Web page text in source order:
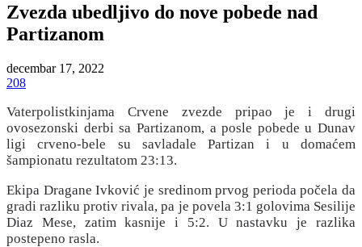
Zvezda ubedljivo do nove pobede nad
Partizanom
decembar 17, 2022
208
Vaterpolistkinjama Crvene zvezde pripao je i drugi
ovosezonski derbi sa Partizanom, a posle pobede u Dunav
ligi crveno-bele su savladale Partizan i u domaćem
šampionatu rezultatom 23:13.
Ekipa Dragane Ivković je sredinom prvog perioda počela da
gradi razliku protiv rivala, pa je povela 3:1 golovima Sesilije
Diaz Mese, zatim kasnije i 5:2. U nastavku je razlika
postepeno rasla.